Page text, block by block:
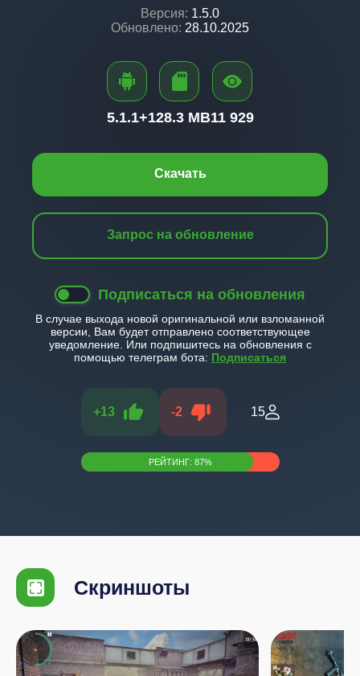
Версия: 1.5.0
Обновлено: 28.10.2025
Скачать
Запрос на обновление
Подписаться на обновления
В случае выхода новой оригинальной или взломанной
версии, Вам будет отправлено соответствующее
уведомление. Или подпишитесь на обновления с
помощью телеграм бота: Подписаться
+13 -2 15
РЕЙТИНГ: 87%
5.1.1+128.3 MB11 929
Скриншоты